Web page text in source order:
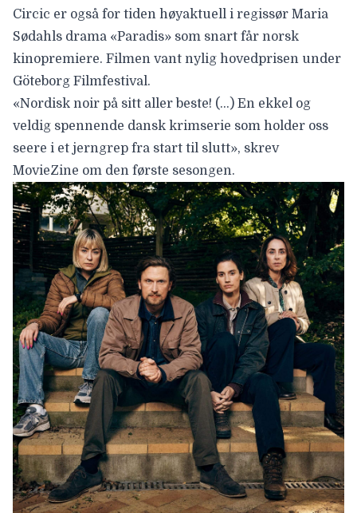
Circic er også for tiden høyaktuell i regissør Maria
Sødahls drama «Paradis» som snart får norsk
kinopremiere. Filmen vant nylig hovedprisen under
Göteborg Filmfestival.
«Nordisk noir på sitt aller beste! (…) En ekkel og
veldig spennende dansk krimserie som holder oss
seere i et jerngrep fra start til slutt», skrev
MovieZine om den første sesongen.